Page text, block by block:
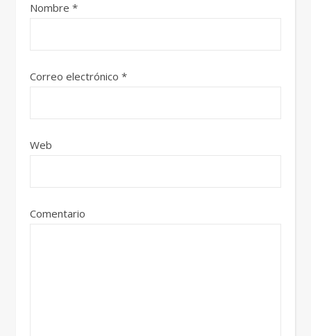
Nombre *
Correo electrónico *
Web
Comentario